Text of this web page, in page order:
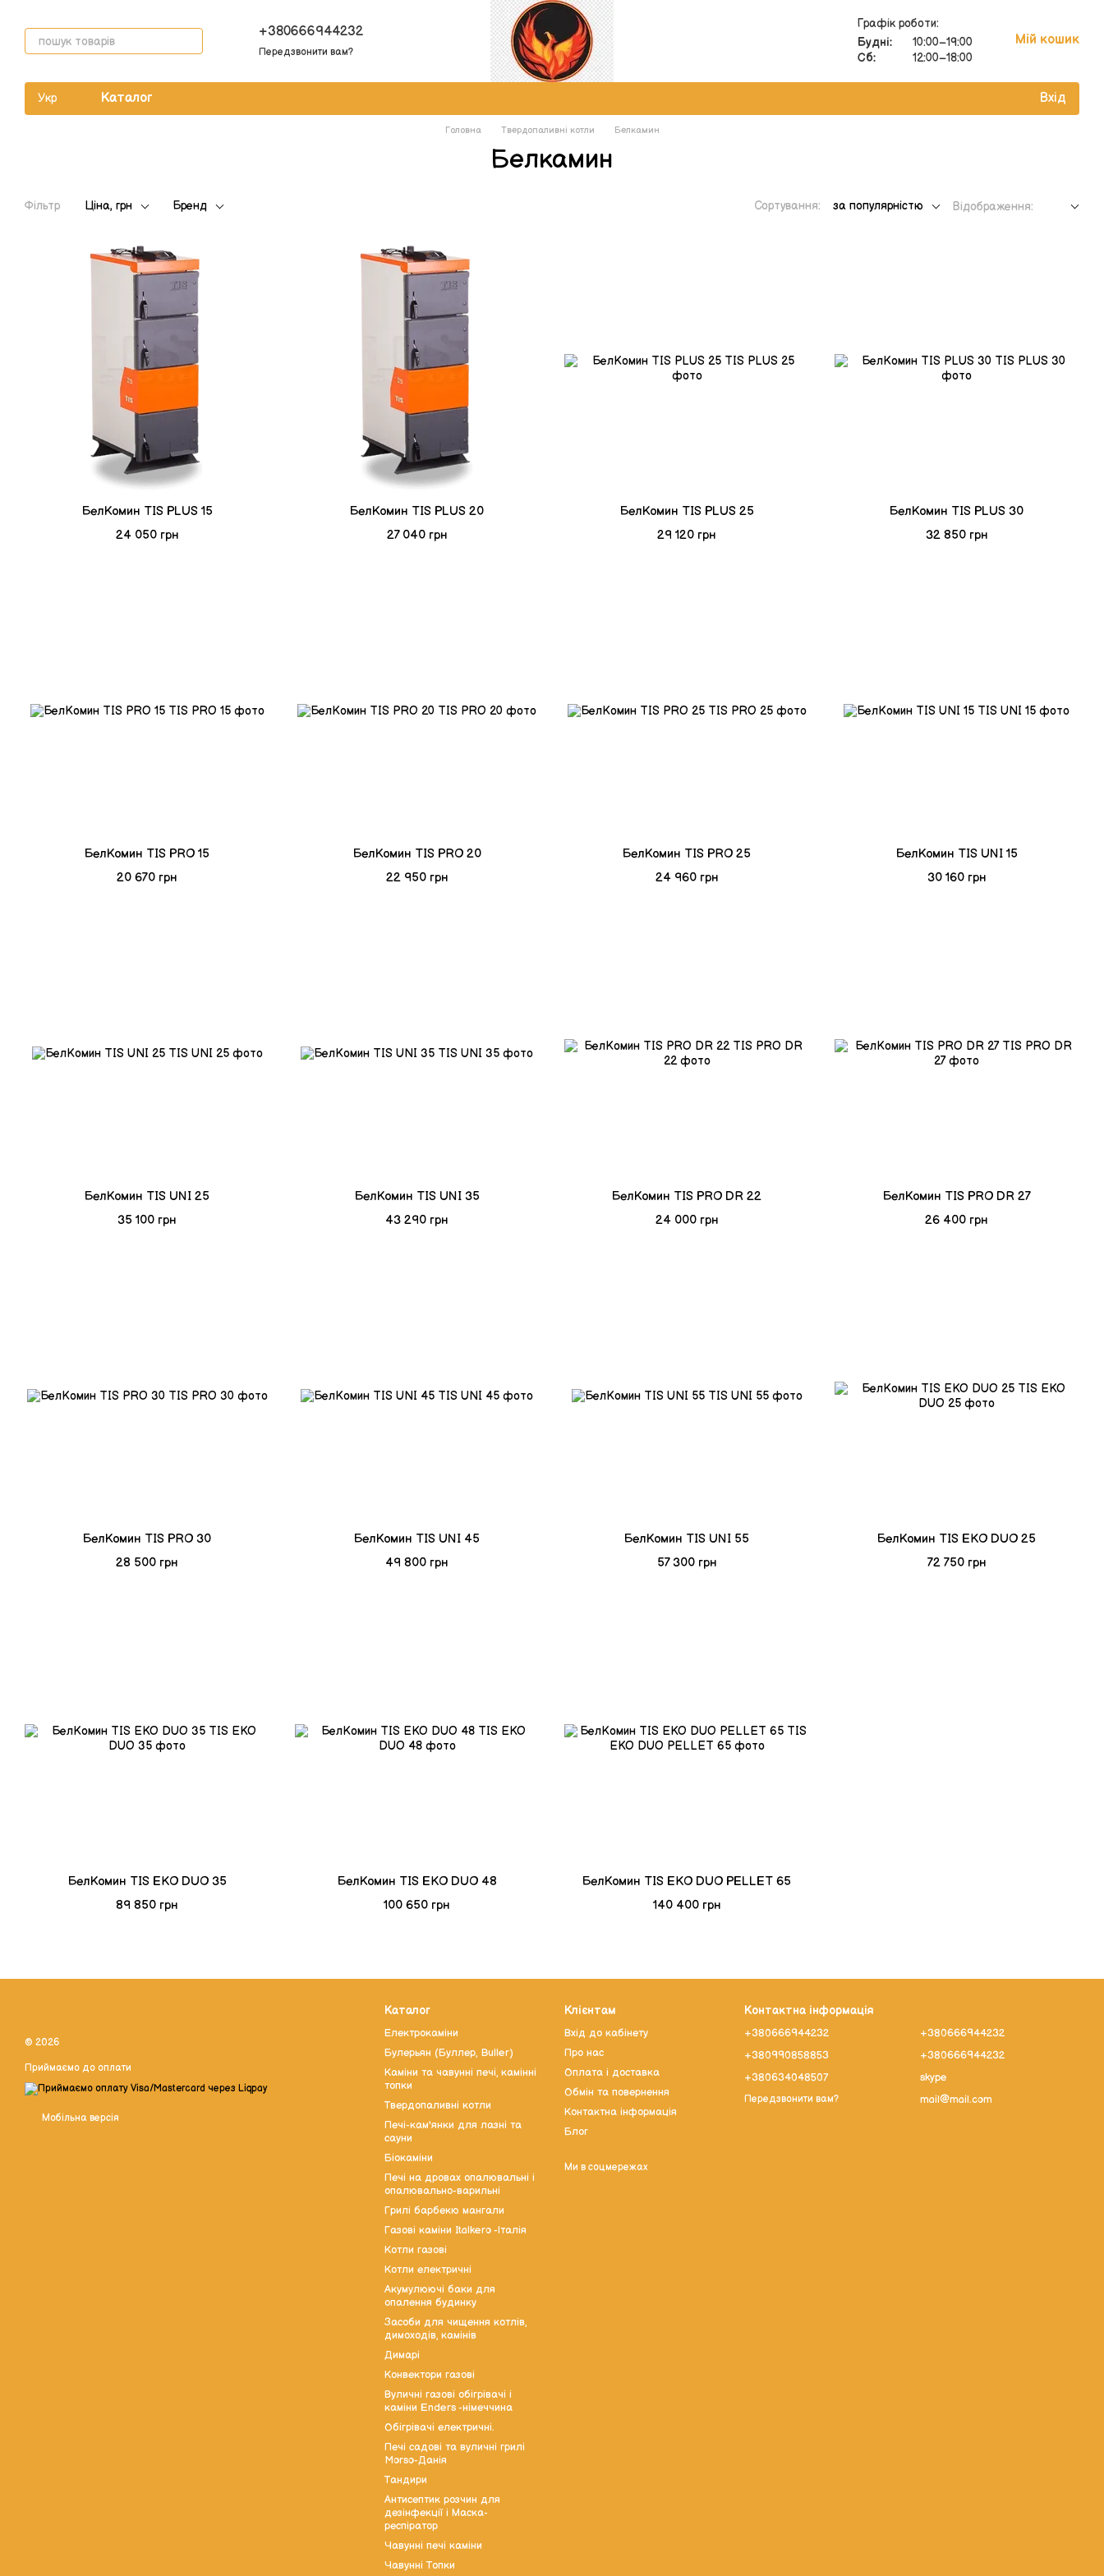
+380666944232
Передзвонити вам?
Графік роботи:
Будні:
10:00–19:00
Сб:
12:00–18:00
Мій кошик
Укр Каталог Вхід
Головна Твердопаливні котли Белкамин
Белкамин
Фільтр Ціна, грн Бренд Сортування: за популярністю Відображення:
БелКомин TIS PLUS 15
24 050 грн
БелКомин TIS PLUS 20
27 040 грн
БелКомин TIS PLUS 25
29 120 грн
БелКомин TIS PLUS 30
32 850 грн
БелКомин TIS PRO 15
20 670 грн
БелКомин TIS PRO 20
22 950 грн
БелКомин TIS PRO 25
24 960 грн
БелКомин TIS UNI 15
30 160 грн
БелКомин TIS UNI 25
35 100 грн
БелКомин TIS UNI 35
43 290 грн
БелКомин TIS PRO DR 22
24 000 грн
БелКомин TIS PRO DR 27
26 400 грн
БелКомин TIS PRO 30
28 500 грн
БелКомин TIS UNI 45
49 800 грн
БелКомин TIS UNI 55
57 300 грн
БелКомин TIS EKO DUO 25
72 750 грн
БелКомин TIS EKO DUO 35
89 850 грн
БелКомин TIS EKO DUO 48
100 650 грн
БелКомин TIS EKO DUO PELLET 65
140 400 грн
© 2026
Приймаємо до оплати
Мобільна версія
Каталог
Електрокаміни
Булерьян (Буллер, Buller)
Каміни та чавунні печі, камінні
топки
Твердопаливні котли
Печі-кам'янки для лазні та
сауни
Біокаміни
Печі на дровах опалювальні і
опалювально-варильні
Грилі барбекю мангали
Газові каміни Italkero -Італія
Котли газові
Котли електричні
Акумулюючі баки для
опалення будинку
Засоби для чищення котлів,
димоходів, камінів
Димарі
Конвектори газові
Вуличні газові обігрівачі і
каміни Enders -німеччина
Обігрівачі електричні.
Печі садові та вуличні грилі
Morso-Данія
Тандири
Антисептик розчин для
дезінфекції і Маска-
респіратор
Чавунні печі каміни
Чавунні Топки
Клієнтам
Вхід до кабінету
Про нас
Оплата і доставка
Обмін та повернення
Контактна інформація
Блог
Ми в соцмережах
Контактна інформація
+380666944232
+380990858853
+380634048507
Передзвонити вам?
+380666944232
+380666944232
skype
mail@mail.com